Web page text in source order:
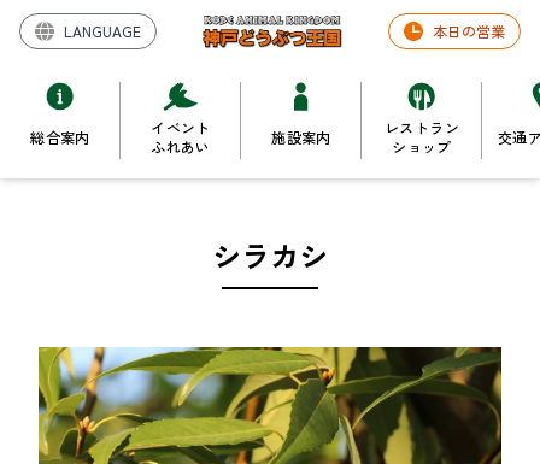
LANGUAGE 本日の営業
総合案内
イベント
ふれあい
施設案内
レストラン
ショップ
交通
シラカシ